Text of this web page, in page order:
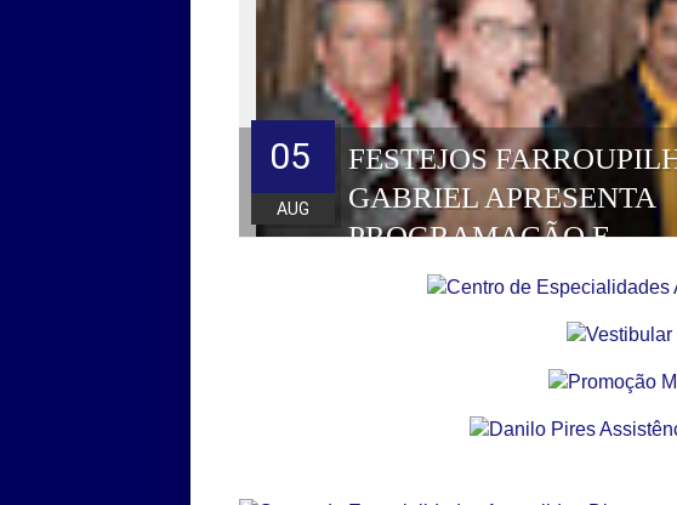
FESTEJOS
GABRIEL APRESENTA
PROGRAMAÇÃO E
HOMENAGEADOS DA
05
AUG